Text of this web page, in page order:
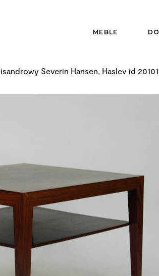
MEBLE
Severin Hansen, Haslev id